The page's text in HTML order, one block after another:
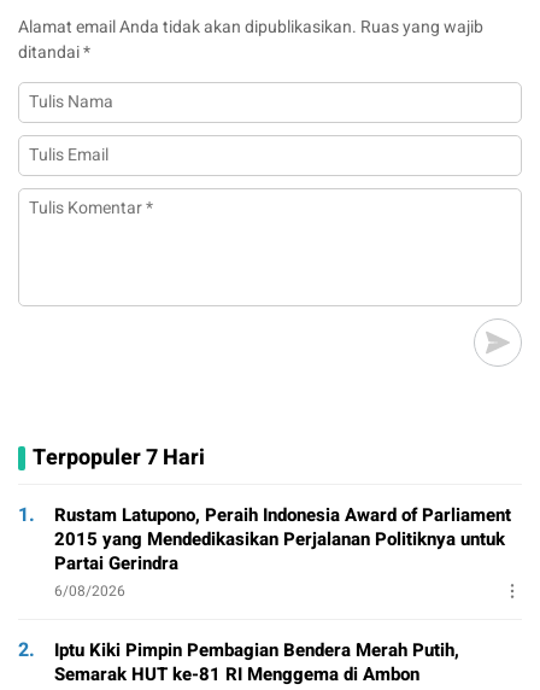
Alamat email Anda tidak akan dipublikasikan. Ruas yang wajib
ditandai*
Terpopuler 7 Hari
1.
Rustam Latupono, Peraih Indonesia Award of Parliament
2015 yang Mendedikasikan Perjalanan Politiknya untuk
Partai Gerindra
6/08/2026
2.
Iptu Kiki Pimpin Pembagian Bendera Merah Putih,
Semarak HUT ke-81 RI Menggema di Ambon